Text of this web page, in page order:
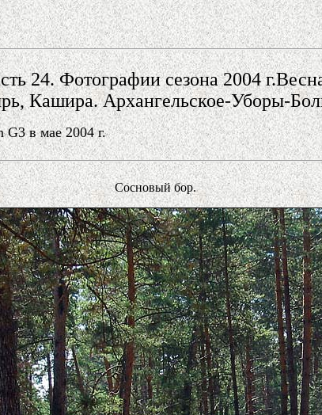
24. Фотографии сезона 2004
Кашира. Архангельское-Уборы-
в мае 2004 г.
Сосновый бор.